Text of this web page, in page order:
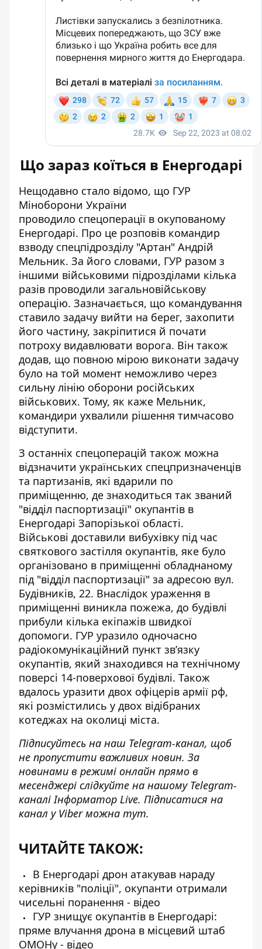
Що зараз коїться в Енергодарі
Нещодавно стало відомо, що ГУР
Міноборони України
проводило спецоперації в окупованому
Енергодарі. Про це розповів командир
взводу спецпідрозділу "Артан" Андрій
Мельник. За його словами, ГУР разом з
іншими військовими підрозділами кілька
разів проводили загальновійськову
операцію. Зазначається, що командування
ставило задачу вийти на берег, захопити
його частину, закріпитися й почати
потроху видавлювати ворога. Він також
додав, що повною мірою виконати задачу
було на той момент неможливо через
сильну лінію оборони російських
військових. Тому, як каже Мельник,
командири ухвалили рішення тимчасово
відступити.
З останніх спецоперацій також можна
відзначити українських спецпризначенців
та партизанів, які вдарили по
приміщенню, де знаходиться так званий
"відділ паспортизації" окупантів в
Енергодарі Запорізької області.
Військові доставили вибухівку під час
святкового застілля окупантів, яке було
організовано в приміщенні обладнаному
під "відділ паспортизації" за адресою вул.
Будівників, 22. Внаслідок ураження в
приміщенні виникла пожежа, до будівлі
прибули кілька екіпажів швидкої
допомоги. ГУР уразило одночасно
радіокомунікаційний пункт зв’язку
окупантів, який знаходився на технічному
поверсі 14-поверхової будівлі. Також
вдалось уразити двох офіцерів армії рф,
які розмістились у двох відібраних
котеджах на околиці міста.
Підписуйтесь на наш Telegram-канал, щоб
не пропустити важливих новин. За
новинами в режимі онлайн прямо в
месенджері слідкуйте на нашому Telegram-
каналіІнформатор Live. Підписатися на
канал у Viber можна тут.
ЧИТАЙТЕ ТАКОЖ:
В Енергодарі дрон атакував нараду
керівників "поліції", окупанти отримали
чисельні поранення - відео
ГУР знищує окупантів в Енергодарі:
пряме влучання дрона в місцевий штаб
ОМОНу - відео